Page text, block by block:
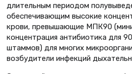
длительным периодом
обеспечивающим высокие
крови, превышающие МПК90
концентрация антибиотика для
штаммов) для многих
возбудители инфекций